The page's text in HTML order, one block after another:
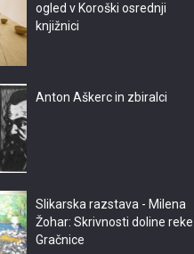
ogled v Koroški osrednji
knjižnici
Anton Aškerc in zbiralci
Slikarska razstava - Milena
Žohar: Skrivnosti doline reke
Gračnice